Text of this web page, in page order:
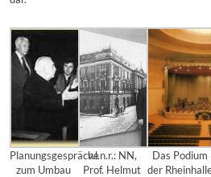
Planungsgespräche
zum Umbau
v.l.n.r.: NN,
Prof. Helmut
Das Podium
der